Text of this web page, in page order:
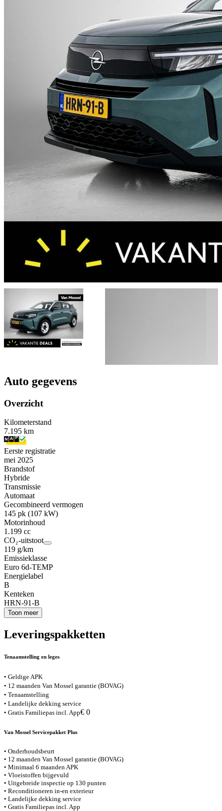
Auto gegevens
Overzicht
Kilometerstand
7.195 km
Eerste registratie
mei 2025
Brandstof
Hybride
Transmissie
Automaat
Gecombineerd vermogen
145 pk (107 kW)
Motorinhoud
1.199 cc
CO₂-uitstoot
119 g/km
Emissieklasse
Euro 6d-TEMP
Energielabel
B
Kenteken
HRN-91-B
Toon meer
Leveringspakketten
Tenaamstelling en leges
• Geldige APK
• 12 maanden Van Mossel garantie (BOVAG)
• Tenaamstelling
• Landelijke dekking service
• Gratis Familiepas incl. App€ 0
Van Mossel Servicepakket Plus
• Onderhoudsbeurt
• 12 maanden Van Mossel garantie (BOVAG)
• Minimaal 6 maanden APK
• Vloeistoffen bijgevuld
• Uitgebreide inspectie op 130 punten
• Reconditioneren in-en exterieur
• Landelijke dekking service
• Gratis Familiepas incl. App